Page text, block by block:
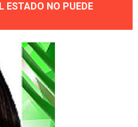
ESTADO NO PUEDE